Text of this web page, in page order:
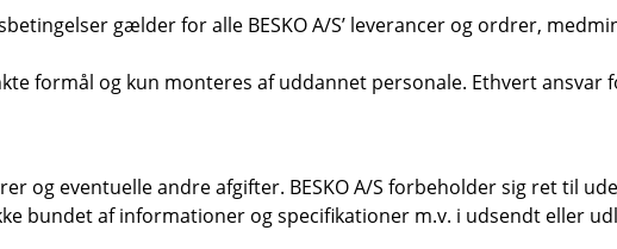
gælder for alle BESKO A/S’ leverancer og ordrer,
formål og kun monteres af uddannet personale. Ethvert ansvar
og eventuelle andre afgifter. BESKO A/S forbeholder sig ret til
bundet af informationer og specifikationer m.v. i udsendt eller